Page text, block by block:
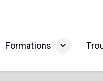
Formations